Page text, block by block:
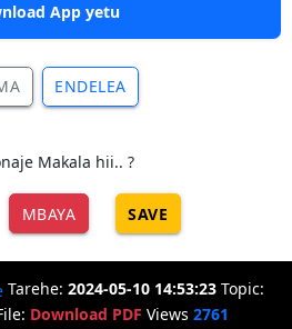
App yetu
ENDELEA
Makala hii.. ?
MBAYA SAVE
Tarehe: 2024-05-10 14:53:23 Topic:
Download PDF Views 2761